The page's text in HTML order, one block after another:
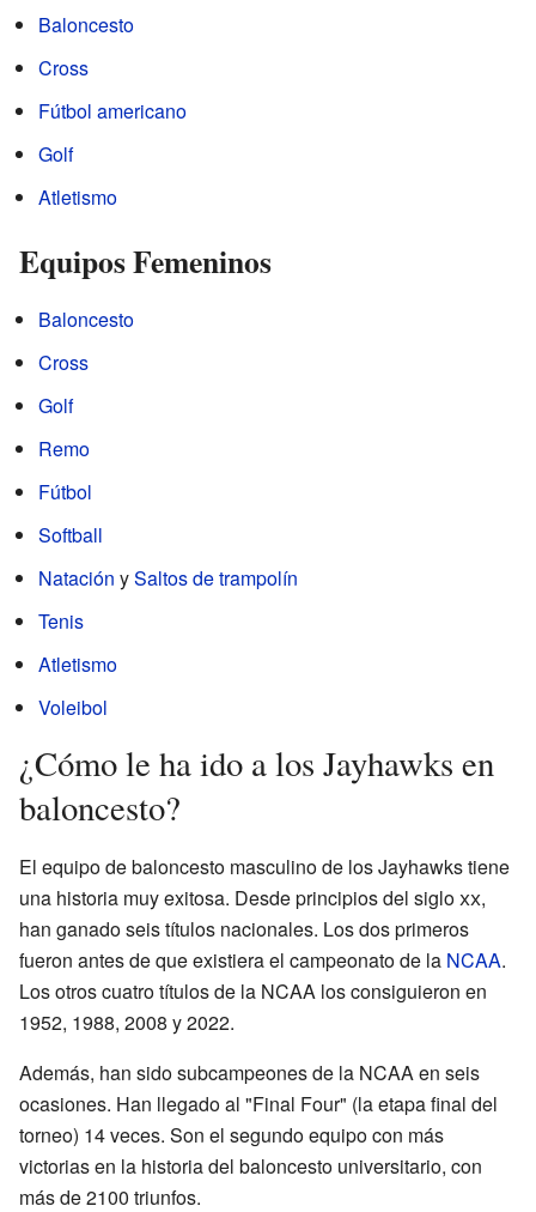
Baloncesto
Cross
Fútbol americano
Golf
Atletismo
Equipos Femeninos
Baloncesto
Cross
Golf
Remo
Fútbol
Softball
Natación ySaltos de trampolín
Tenis
Atletismo
Voleibol
¿Cómo le ha ido a los Jayhawks en
baloncesto?
El equipo de baloncesto masculino de los Jayhawks tiene
una historia muy exitosa. Desde principios del sigloxx,
han ganado seis títulos nacionales. Los dos primeros
fueron antes de que existiera el campeonato de la NCAA.
Los otros cuatro títulos de la NCAA los consiguieron en
1952, 1988, 2008 y 2022.
Además, han sido subcampeones de la NCAA en seis
ocasiones. Han llegado al "Final Four" (la etapa final del
torneo) 14 veces. Son el segundo equipo con más
victorias en la historia del baloncesto universitario, con
más de 2100 triunfos.